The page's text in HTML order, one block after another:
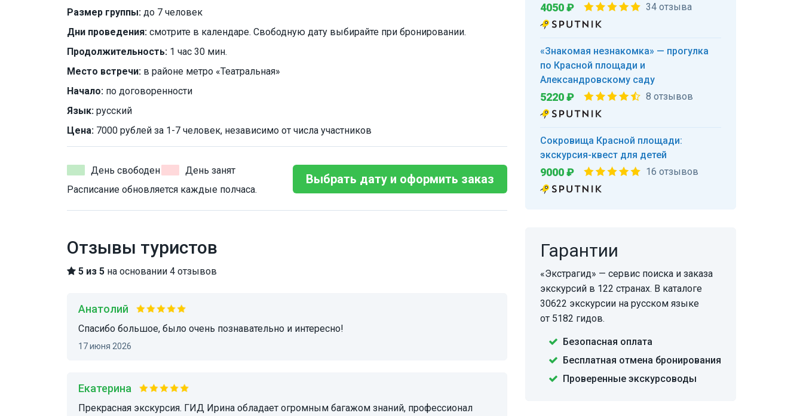
Размер группы: до 7 человек
Дни проведения: смотрите в календаре. Свободную дату выбирайте при бронировании.
Продолжительность: 1 час 30 мин.
Место встречи: в районе метро «Театральная»
Начало: по договоренности
Язык: русский
Цена: 7000 рублей за 1-7 человек, независимо от числа участников
День свободен
День занят
Расписание обновляется каждые полчаса.
Выбрать дату и оформить заказ
Отзывы туристов
5 из 5 на основании 4 отзывов
Анатолий
Спасибо большое, было очень познавательно и интересно!
17 июня 2026
Екатерина
Прекрасная экскурсия. ГИД Ирина обладает огромным багажом знаний, профессионал
4050 ₽ 34 отзыва
«Знакомая незнакомка» — прогулка
по Красной площади и
Александровскому саду
5220 ₽ 8 отзывов
Сокровища Красной площади:
экскурсия-квест для детей
9000 ₽ 16 отзывов
Гарантии
«Экстрагид» — сервис поиска и заказа
экскурсий в 122 странах. В каталоге
30622 экскурсии на русском языке
от 5182 гидов.
Безопасная оплата
Бесплатная отмена бронирования
Проверенные экскурсоводы